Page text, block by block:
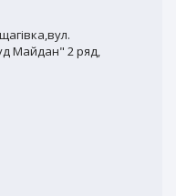
Майдан" 2 ряд,